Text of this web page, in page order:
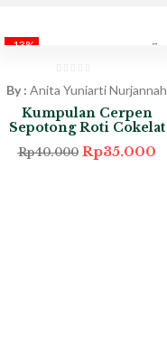
-13%
By : Anita Yuniarti Nurjannah
Kumpulan Cerpen
Sepotong Roti Cokelat
Rp40.000 Rp35.000